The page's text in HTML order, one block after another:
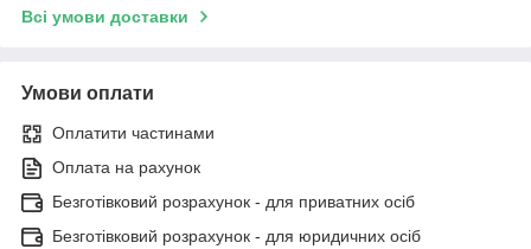
Всі умови доставки
Умови оплати
Оплатити частинами
Оплата на рахунок
Безготівковий розрахунок - для приватних осіб
Безготівковий розрахунок - для юридичних осіб